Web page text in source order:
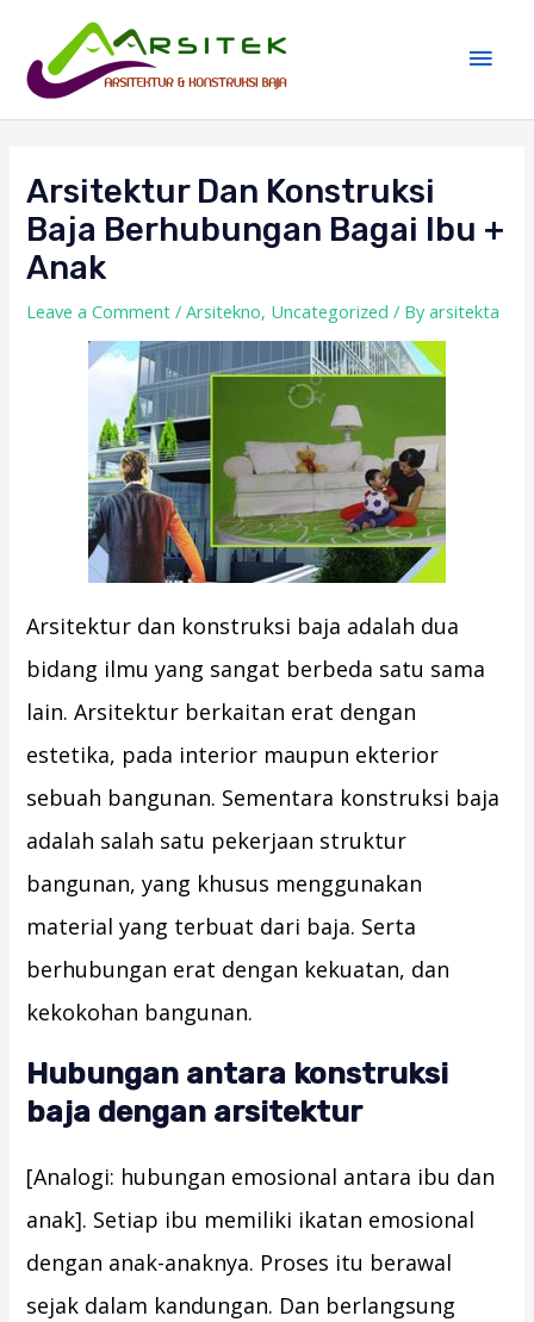
content
Arsitektur Dan Konstruksi
Baja Berhubungan Bagai Ibu +
Anak
Leave a Comment /Arsitekno, Uncategorized / Byarsitekta
Arsitektur dan konstruksi baja adalah dua
bidang ilmu yang sangat berbeda satu sama
lain. Arsitektur berkaitan erat dengan
estetika, pada interior maupun ekterior
sebuah bangunan. Sementara konstruksi baja
adalah salah satu pekerjaan struktur
bangunan, yang khusus menggunakan
material yang terbuat dari baja. Serta
berhubungan erat dengan kekuatan, dan
kekokohan bangunan.
Hubungan antara konstruksi
baja dengan arsitektur
[Analogi: hubungan emosional antara ibu dan
anak]. Setiap ibu memiliki ikatan emosional
dengan anak-anaknya. Proses itu berawal
sejak dalam kandungan. Dan berlangsung